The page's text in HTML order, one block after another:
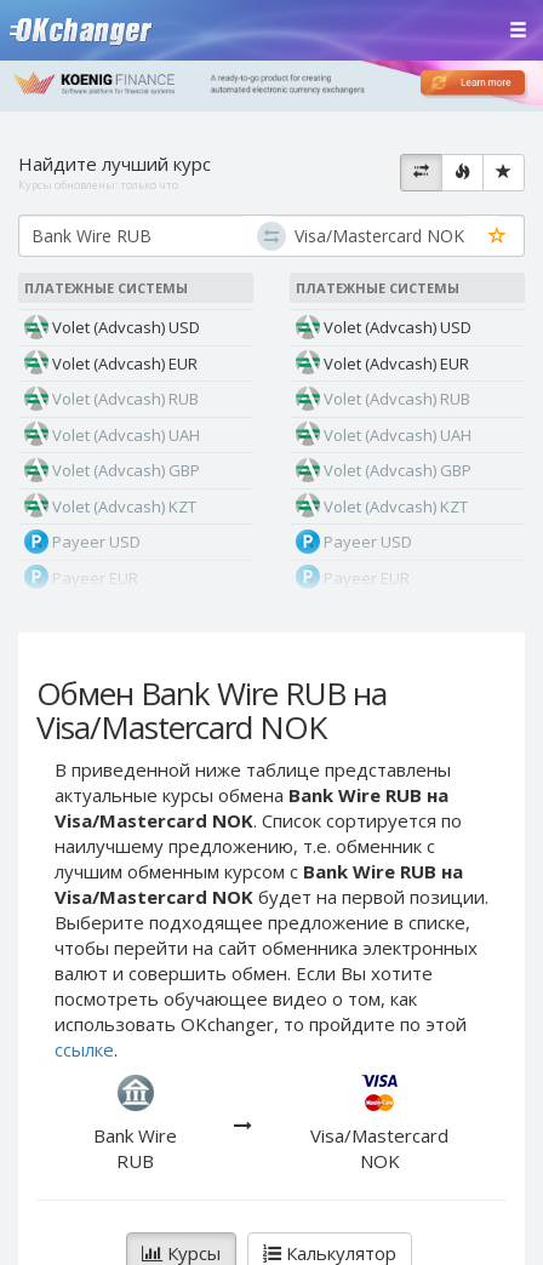
Обмен Bank Wire RUB на
Visa/Mastercard NOK
В приведенной ниже таблице представлены
актуальные курсы обмена Bank Wire RUB на
Visa/Mastercard NOK. Список сортируется по
наилучшему предложению, т.е. обменник с
лучшим обменным курсом с Bank Wire RUB на
Visa/Mastercard NOK будет на первой позиции.
Выберите подходящее предложение в списке,
чтобы перейти на сайт обменника электронных
валют и совершить обмен. Если Вы хотите
посмотреть обучающее видео о том, как
использовать OKchanger, то пройдите по этой
ссылке.
Bank Wire
RUB
Visa/Mastercard
NOK
Курсы Калькулятор
Найдите лучший курс
Курсы обновлены: только что
ПЛАТЕЖНЫЕ СИСТЕМЫ
Volet (Advcash) USD
Volet (Advcash) EUR
Volet (Advcash) RUB
Volet (Advcash) UAH
Volet (Advcash) GBP
Volet (Advcash) KZT
Payeer USD
Payeer EUR
Payeer Tether ERC20
(USDT)
Payeer UAH
ЮMoney RUB
ЮMoney KZT
PayPal USD
PayPal EUR
PayPal GBP
PayPal CAD
PayPal AUD
PayPal RUB
PayPal CZK
PayPal DKK
PayPal HKD
PayPal JPY
PayPal NOK
ПЛАТЕЖНЫЕ СИСТЕМЫ
Volet (Advcash) USD
Volet (Advcash) EUR
Volet (Advcash) RUB
Volet (Advcash) UAH
Volet (Advcash) GBP
Volet (Advcash) KZT
Payeer USD
Payeer EUR
Payeer Tether ERC20
(USDT)
Payeer UAH
ЮMoney RUB
ЮMoney KZT
PayPal USD
PayPal EUR
PayPal GBP
PayPal CAD
PayPal AUD
PayPal RUB
PayPal DKK
PayPal HKD
PayPal JPY
PayPal NOK